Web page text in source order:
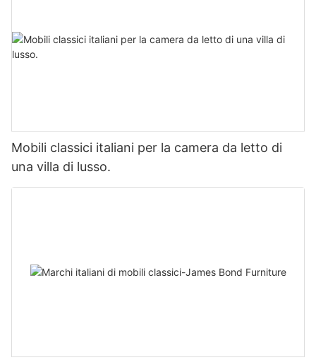
Mobili classici italiani per la camera da letto di
una villa di lusso.